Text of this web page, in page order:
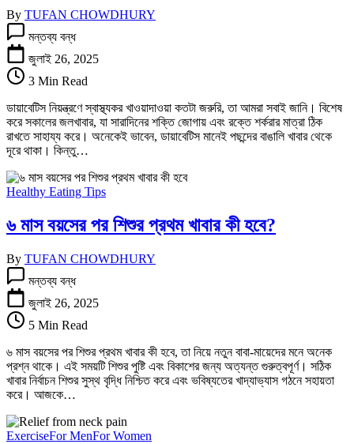
By TUFAN CHOWDHURY
Bengali
Breakfast
ডায়াবেটিস
রোগীদের
জন্য
৫টি
স্বাস্থ্যকর
বাঙালি
জলখাবার
তে
মন্তব্য বন্ধ
জুলাই 26, 2025
3 Min Read
ডায়াবেটিস নিয়ন্ত্রণে স্বাস্থ্যকর খাওয়াদাওয়া কতটা জরুরি, তা আমরা সবাই জানি। বিশেষ
করে সকালের জলখাবার, যা সারাদিনের শক্তি জোগায় এবং রক্তে শর্করার মাত্রা ঠিক
রাখতে সাহায্য করে। অনেকেই ভাবেন, ডায়াবেটিস মানেই পছন্দের বাঙালি খাবার থেকে
দূরে থাকা। কিন্তু…
Healthy Eating Tips
৬ মাস বয়সের পর শিশুর প্রথম খাবার কী হবে?
By TUFAN CHOWDHURY
মাস
বয়সের
পর
শিশুর
খাবার
কী
হবে?
তে
মন্তব্য বন্ধ
জুলাই 26, 2025
5 Min Read
৬ মাস বয়সের পর শিশুর প্রথম খাবার কী হবে, তা নিয়ে নতুন বাবা-মায়েদের মনে অনেক
প্রশ্ন থাকে। এই সময়টি শিশুর পুষ্টি এবং বিকাশের জন্য অত্যন্ত গুরুত্বপূর্ণ। সঠিক
খাবার নির্বাচন শিশুর সুস্থ বৃদ্ধি নিশ্চিত করে এবং ভবিষ্যতের খাদ্যাভ্যাস গঠনে সহায়তা
করে। আজকে…
ExerciseFor MenFor Women